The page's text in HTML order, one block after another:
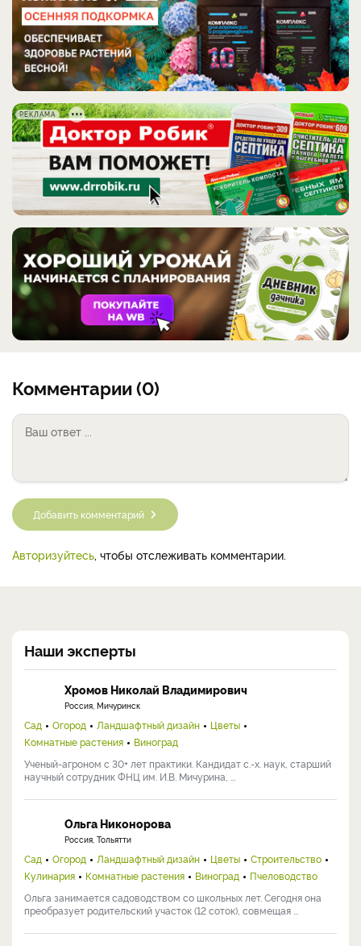
РЕКЛАМА
Комментарии (0)
Добавить комментарий
Авторизуйтесь , чтобы отслеживать комментарии.
Наши эксперты
Хромов Николай Владимирович
Россия, Мичуринск
Сад Огород Ландшафтный дизайн
Цветы
Комнатные растения
Виноград
Ученый-агроном с 30+ лет практики. Кандидат с.-х. наук, старший
научный сотрудник ФНЦ им. И.В. Мичурина, ...
Ольга Никонорова
Россия, Тольятти
Сад Огород Ландшафтный дизайн Цветы
Строительство
Кулинария
Комнатные растения Виноград
Пчеловодство
Ольга занимается садоводством со школьных лет. Сегодня она
преобразует родительский участок (12 соток), совмещая ...